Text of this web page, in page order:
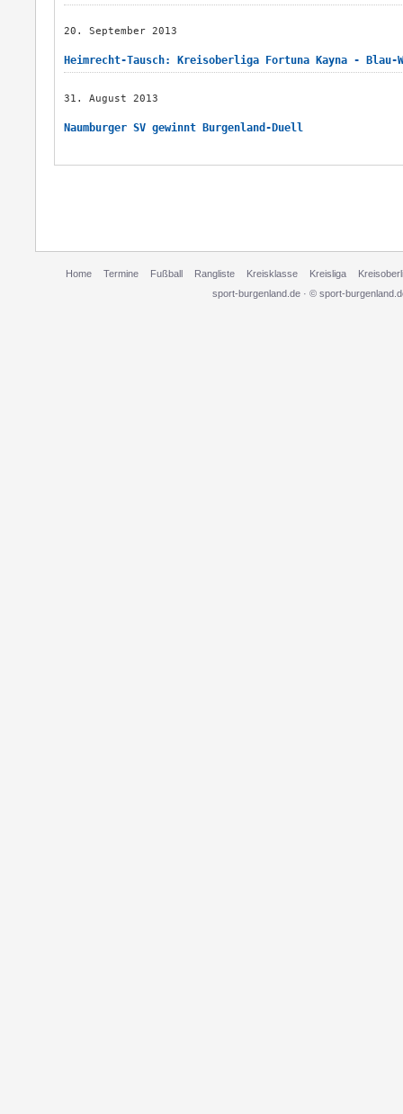
20. September 2013
Heimrecht-Tausch: Kreisoberliga Fortuna Kayna - Blau-
31. August 2013
Naumburger SV gewinnt Burgenland-Duell
Home Termine Fußball Rangliste Kreisklasse Kreisliga
sport-burgenland.de · © sport-